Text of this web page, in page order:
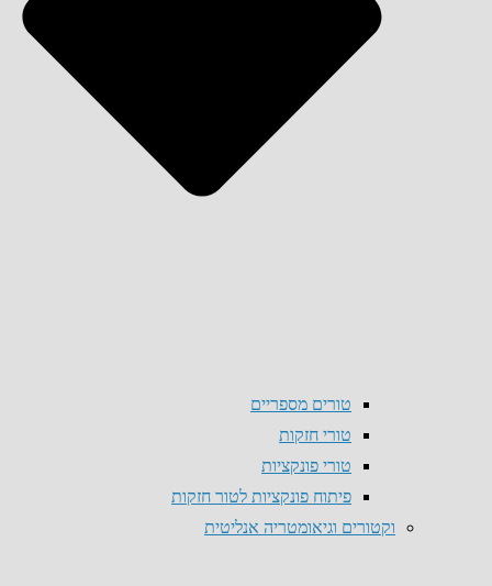
טורים מספריים
טורי חזקות
טורי פונקציות
פיתוח פונקציות לטור חזקות
וקטורים וגיאומטריה אנליטית